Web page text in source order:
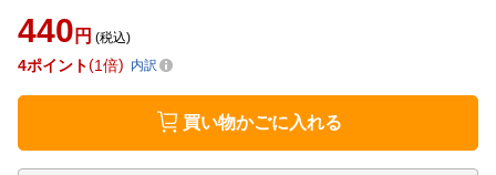
440 円 (税込)
4ポイント 1倍 内訳
買い物かごに入れる